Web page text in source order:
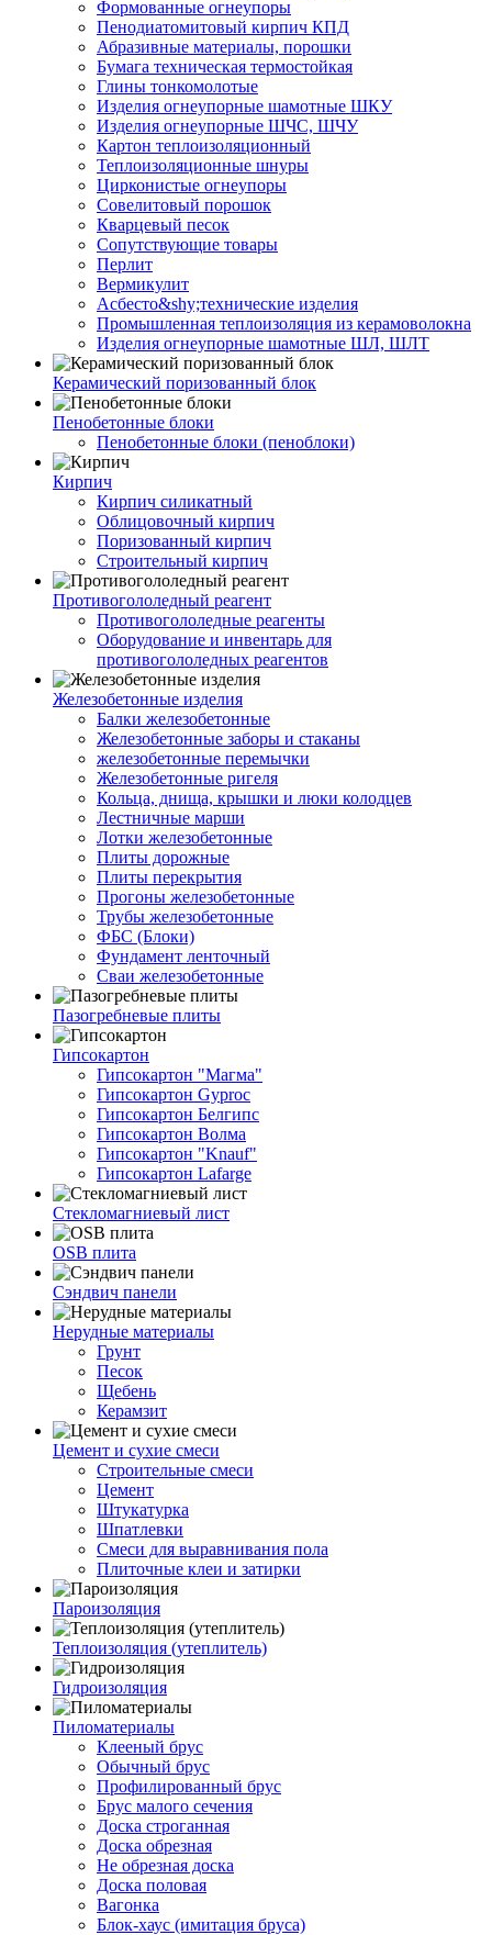
Формованные огнеупоры
Пенодиатомитовый кирпич КПД
Абразивные материалы, порошки
Бумага техническая термостойкая
Глины тонкомолотые
Изделия огнеупорные шамотные ШКУ
Изделия огнеупорные ШЧС, ШЧУ
Картон теплоизоляционный
Теплоизоляционные шнуры
Цирконистые огнеупоры
Совелитовый порошок
Кварцевый песок
Сопутствующие товары
Перлит
Вермикулит
Асбесто&shy;технические изделия
Промышленная теплоизоляция из керамоволокна
Изделия огнеупорные шамотные ШЛ, ШЛТ
Керамический поризованный блок
Пенобетонные блоки
Пенобетонные блоки (пеноблоки)
Кирпич
Кирпич силикатный
Облицовочный кирпич
Поризованный кирпич
Строительный кирпич
Противогололедный реагент
Противогололедные реагенты
Оборудование и инвентарь для
противогололедных реагентов
Железобетонные изделия
Балки железобетонные
Железобетонные заборы и стаканы
железобетонные перемычки
Железобетонные ригеля
Кольца, днища, крышки и люки колодцев
Лестничные марши
Лотки железобетонные
Плиты дорожные
Плиты перекрытия
Прогоны железобетонные
Трубы железобетонные
ФБС (Блоки)
Фундамент ленточный
Сваи железобетонные
Пазогребневые плиты
Гипсокартон
Гипсокартон "Магма"
Гипсокартон Gyproc
Гипсокартон Белгипс
Гипсокартон Волма
Гипсокартон "Knauf"
Гипсокартон Lafarge
Стекломагниевый лист
OSB плита
Сэндвич панели
Нерудные материалы
Грунт
Песок
Щебень
Керамзит
Цемент и сухие смеси
Строительные смеси
Цемент
Штукатурка
Шпатлевки
Смеси для выравнивания пола
Плиточные клеи и затирки
Пароизоляция
Теплоизоляция (утеплитель)
Гидроизоляция
Пиломатериалы
Клееный брус
Обычный брус
Профилированный брус
Брус малого сечения
Доска строганная
Доска обрезная
Не обрезная доска
Доска половая
Вагонка
Блок-хаус (имитация бруса)